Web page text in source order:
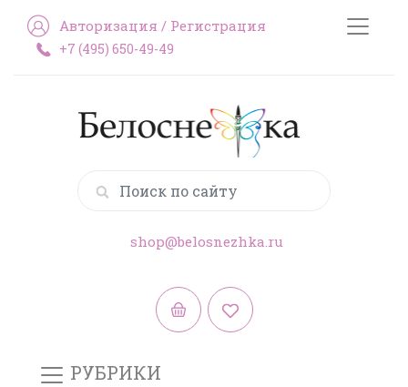
Авторизация / Регистрация
+7 (495) 650-49-49
shop@belosnezhka.ru
РУБРИКИ